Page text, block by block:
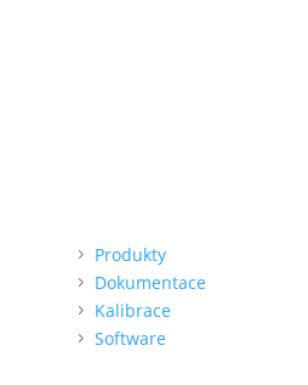
Produkty
Dokumentace
Kalibrace
Software